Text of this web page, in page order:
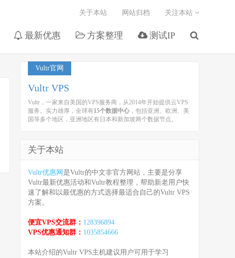
最新优惠 方案整理 测试IP
关于本站 网站归档 关注本站
Vultr官网
Vultr VPS
Vultr，一家来自美国的VPS服务商，从2014年开始提供云VPS
服务。实力雄厚，全球有15个数据中心 ，包括亚洲、欧洲、美
国等多个地区，亚洲地区有日本和新加坡两个数据节点。
关于本站
Vultr优惠网 是Vultr的中文非官方网站，主要是分享
Vultr最新优惠活动和Vultr教程整理，帮助新老用户快
速了解和以最优惠的方式选择最适合自己的Vultr VPS
方案。
便宜VPS交流群： 128396894
VPS优惠通知群： 1035854666
本站介绍的Vultr VPS主机建议用户可用于学习